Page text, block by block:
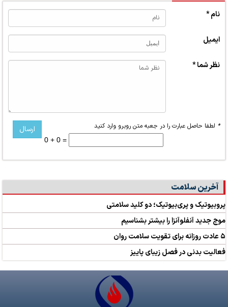
نام *
ایمیل
نظر شما *
* لطفا حاصل عبارت را در جعبه متن روبرو وارد کنید
0 + 0 =
آخرین سلامت
پروبیوتیک و پری‌بیوتیک؛ دو کلید سلامتی
موج جدید آنفلوآنزا را بیشتر بشناسیم
۵ عادت روزانه برای تقویت سلامت روان
فعالیت بدنی در فصل زیبای پاییز